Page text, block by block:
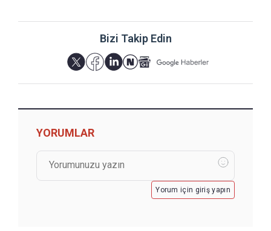
Bizi Takip Edin
YORUMLAR
Yorum için giriş yapın